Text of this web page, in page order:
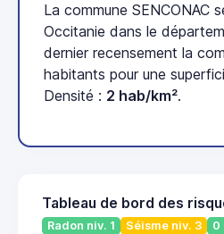
La commune SENCONAC
Occitanie dans le
dernier recensement la
habitants pour une
Densité : 2 hab/km².
Tableau de bord des
Radon niv. 1 Séisme niv. 3
0